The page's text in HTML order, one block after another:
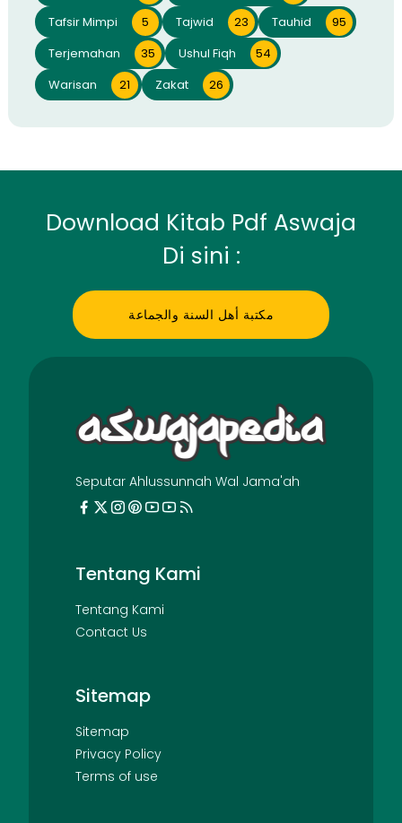
Tafsir Mimpi
5 Tajwid 23 Tauhid
95
Terjemahan
35 Ushul Fiqh
54
Warisan
21 Zakat 26
Download Kitab Pdf Aswaja
Di sini :
مكتبة أهل السنة والجماعة
Seputar Ahlussunnah Wal Jama'ah
Tentang Kami
Tentang Kami
Contact Us
Sitemap
Sitemap
Privacy Policy
Terms of use